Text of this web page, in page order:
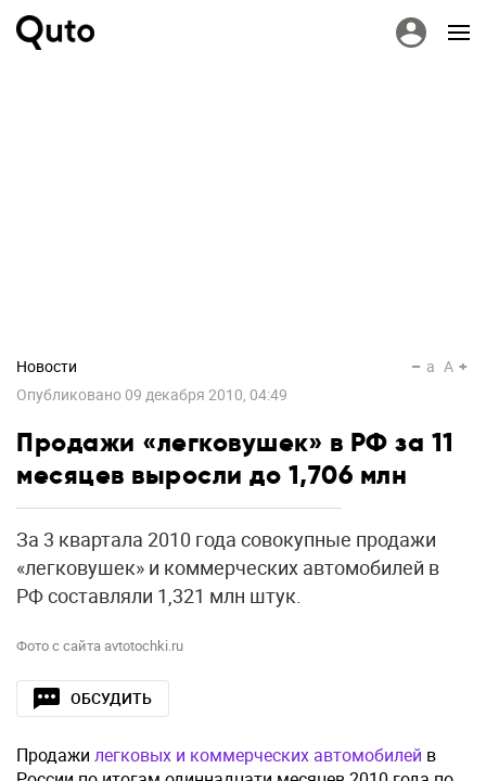
Новости
Опубликовано 09 декабря 2010, 04:49
a A
Продажи «легковушек» в РФ за 11
месяцев выросли до 1,706 млн
За 3 квартала 2010 года совокупные продажи
«легковушек» и коммерческих автомобилей в
РФ составляли 1,321 млн штук.
Фото с сайта avtotochki.ru
ОБСУДИТЬ
Продажи легковых и коммерческих автомобилей в